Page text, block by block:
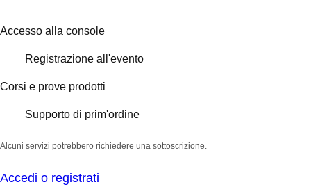
Accesso alla console
Registrazione all'evento
Corsi e prove prodotti
Supporto di prim'ordine
Alcuni servizi potrebbero richiedere una sottoscrizione.
Accedi o registrati